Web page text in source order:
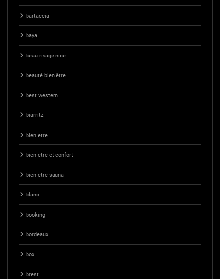
bartaccia
baya
beau rivage nice
beauté bien être
best western
biarritz
bien etre
bien etre et confort
bien etre sauna
blanc
booking
bordeaux
box
brest